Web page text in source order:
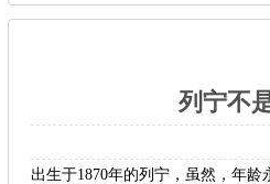
列宁不
出生于1870年的列宁，虽然，年